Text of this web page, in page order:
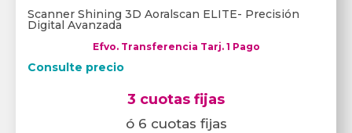
Scanner Shining 3D Aoralscan ELITE- Precisión
Digital Avanzada
Efvo. Transferencia Tarj. 1 Pago
Consulte precio
3 cuotas fijas
ó 6 cuotas fijas